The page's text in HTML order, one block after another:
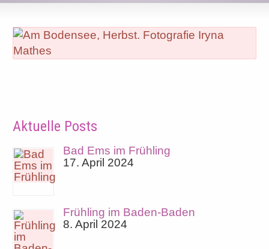
Aktuelle Posts
Bad Ems im Frühling
17. April 2024
Frühling im Baden-Baden
8. April 2024